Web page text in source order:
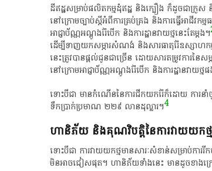
ដីឥដ្ឋ​សម្រាប់​ផលិតកម្មដុំឥដ្ឋ ​និង​ក្បឿង​ ក៏ដូចជា​ក្រួស
នៅក្រោម​ច្បាប់​ស្តី​អំពី​ការគ្រប់គ្រង​ និង​ការ​ធ្វើអាជីវ
អាជ្ញាប័ណ្ណអណ្តូងរ៉ែបើក និងការដ្ឋានវាយថ្មនេះតែម្តង។
ដើម្បី​ទាញ​យក​សម្ភារ​សំណង់ ​និង​សារធាតុ​រ៉ែ​ឧស្សាហក
នេះត្រូវបានផ្តល់ជូនជាច្រើន ដោយសារ​​តម្រូវការនៃ​ស
នៅ​ក្រោមអាជ្ញាប័ណ្ណ​អណ្ដូងរ៉ែ​បើក និង​ការដ្ឋាន​វាយ​ថ្ម
ទោះ​បី​ជា ​មាន​កំណើន​នៃ​ការ​ជីក​យក​រ៉ែ​ក៏ដោយ ការ​ន
ទឹកប្រាក់ប្រមាណ ២២៩ លានដុល្លារ។4
ហានិភ័យ និង​គុណវិបត្តិនៃការវាយយកថ្ម
ទោះបីជា ការវាយយកថ្មមាន​សារៈ​សំខាន់​សម្រាប់
មិនអាចជៀសផុត។ ហានិភ័យទាំងនេះ មានដូចខាងក្